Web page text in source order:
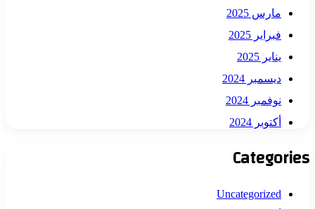
مارس 2025
فبراير 2025
يناير 2025
ديسمبر 2024
نوفمبر 2024
أكتوبر 2024
Categories
Uncategorized